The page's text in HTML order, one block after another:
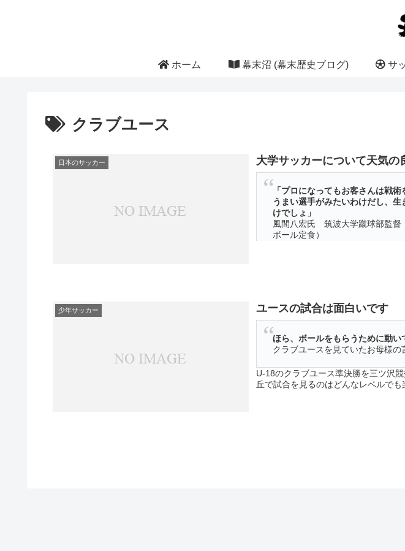
ホーム 幕末沼 (幕末歴史ブログ) サ
クラブユース
日本のサッカー 大学サッカーについて天気の
「プロになってもお客さんは戦術
うまい選手がみたいわけだし、
けでしょ」
風間八宏氏 筑波大学蹴球部監
ボール定食）
大学サッカーをはじめて見た。 知り
プレイしているので、その姿を前か
少年サッカー ユースの試合は面白いです
ほら、ボールをもらうために動い
クラブユースを見ていたお母様の
U-18のクラブユース準決勝を三ツ沢
丘で試合を見るのはどんなレベルで
日産スタジアムよりは何倍もサッカ